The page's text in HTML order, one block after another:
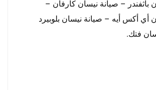
– صيانة نيسان كارفان –
أي أكس أيه – صيانة نيسان بلوبيرد
فتك.